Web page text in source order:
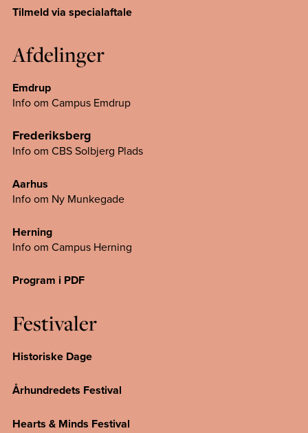
Tilmeld via specialaftale
Afdelinger
Emdrup
Info om Campus Emdrup
Frederiksberg
Info om CBS Solbjerg Plads
Aarhus
Info om Ny Munkegade
Herning
Info om Campus Herning
Program i PDF
Festivaler
Historiske Dage
Århundredets Festival
Hearts & Minds Festival